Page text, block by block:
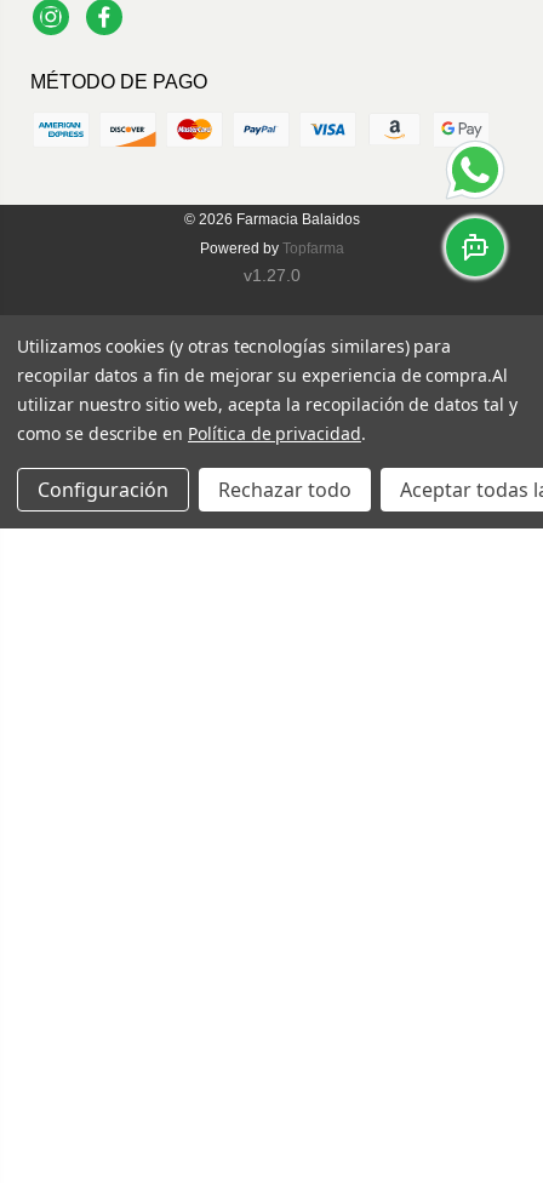
InstagramFacebook
MÉTODO DE PAGO
© 2026 Farmacia Balaidos
Powered by Topfarma
v1.27.0
Utilizamos cookies (y otras tecnologías similares) para
recopilar datos a fin de mejorar su experiencia de compra.Al
utilizar nuestro sitio web, acepta la recopilación de datos tal y
como se describe en Política de privacidad.
Configuración Rechazar todo Aceptar todas